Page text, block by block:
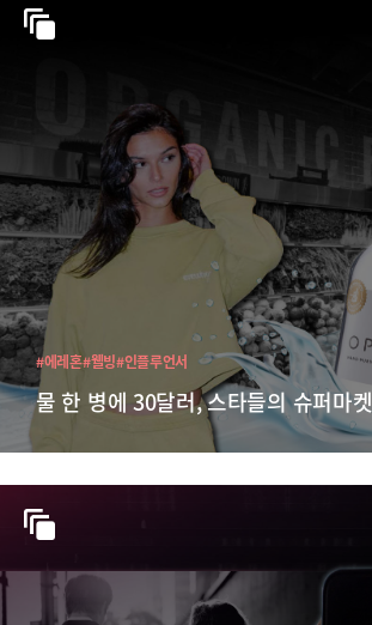
물 한 병에 30달러, 스타들의 슈퍼마켓
#에레혼#웰빙#인플루언서